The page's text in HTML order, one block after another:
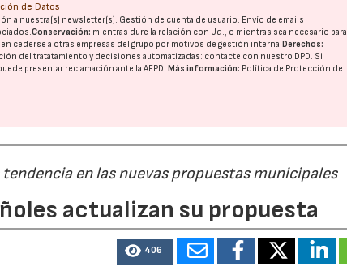
de Datos
a nuestra(s) newsletter(s). Gestión de cuenta de usuario. Envío de emails
Conservación: mientras dure la relación con Ud., o mientras sea necesario para
cederse a otras empresas del grupo por motivos de gestión interna. Derechos:
del tratatamiento y decisiones automatizadas: contacte con nuestro DPD. Si
presentar reclamación ante laAEPD. Más información: Política de Protección de
en las nuevas propuestas municipales
actualizan su propuesta
406